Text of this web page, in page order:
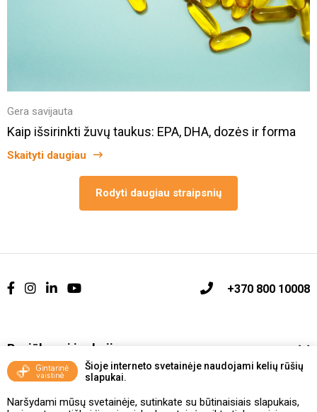
Šioje interneto svetainėje naudojami kelių rūšių
slapukai.
Naršydami mūsų svetainėje, sutinkate su būtinaisiais slapukais,
Gera savijauta
Kaip išsirinkti žuvų taukus: EPA, DHA, dozės ir forma
Skaityti daugiau
Rodyti daugiau straipsnių
+370 800 10008
Pasiūlymai ir akcijos
Vakcinavimo tvarka ir taisyklės